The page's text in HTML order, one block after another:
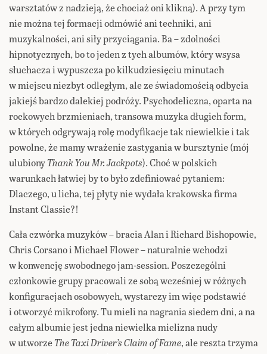
warsztatów z nadzieją, że chociaż oni klikną). A przy tym
nie można tej formacji odmówić ani techniki, ani
muzykalności, ani siły przyciągania. Ba – zdolności
hipnotycznych, bo to jeden z tych albumów, który wsysa
słuchacza i wypuszcza po kilkudziesięciu minutach
w miejscu niezbyt odległym, ale ze świadomością odbycia
jakiejś bardzo dalekiej podróży. Psychodeliczna, oparta na
rockowych brzmieniach, transowa muzyka długich form,
w których odgrywają rolę modyfikacje tak niewielkie i tak
powolne, że mamy wrażenie zastygania w bursztynie (mój
ulubionyThank You Mr. Jackpots). Choć w polskich
warunkach łatwiej by to było zdefiniować pytaniem:
Dlaczego, u licha, tej płyty nie wydała krakowska firma
Instant Classic?!
Cała czwórka muzyków – bracia Alan i Richard Bishopowie,
Chris Corsano i Michael Flower – naturalnie wchodzi
w konwencję swobodnego jam-session. Poszczególni
członkowie grupy pracowali ze sobą wcześniej w różnych
konfiguracjach osobowych, wystarczy im więc podstawić
i otworzyć mikrofony. Tu mieli na nagrania siedem dni, a na
całym albumie jest jedna niewielka mielizna nudy
w utworzeThe Taxi Driver’s Claim of Fame, ale reszta trzyma